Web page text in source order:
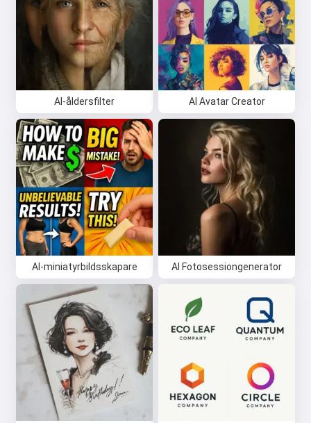
AI-åldersfilter AI Avatar Creator
AI-miniatyrbildsskapare AI Fotosessiongenerator